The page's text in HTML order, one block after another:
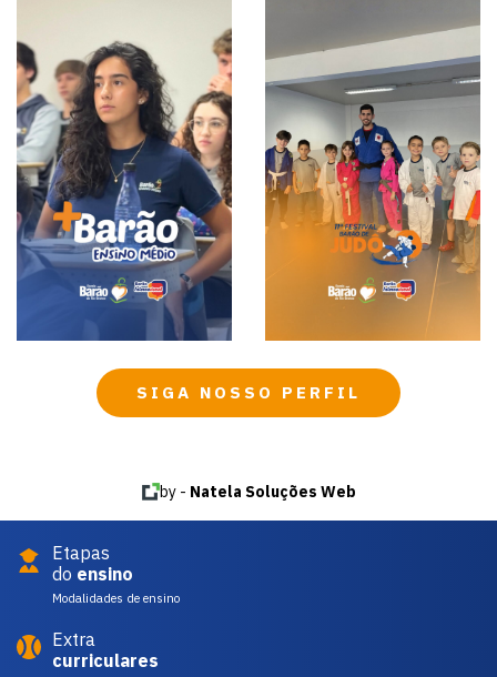
SIGA NOSSO PERFIL
by - Natela Soluções Web
Etapas
do ensino
Modalidades de ensino
Extra
curriculares